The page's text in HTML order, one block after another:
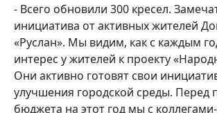
- Всего обновили 300 кресел.
инициатива от активных жителей
«Руслан». Мы видим, как с каждым
интерес у жителей к проекту
Они активно готовят свои
улучшения городской среды. Перед
бюджета на этот год мы с